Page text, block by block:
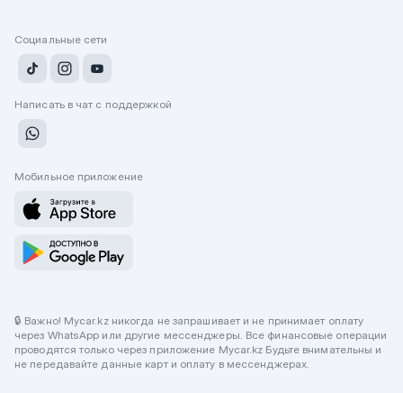
Социальные сети
Написать в чат с поддержкой
Мобильное приложение
🔒 Важно! Mycar.kz никогда не запрашивает и не принимает оплату
через WhatsApp или другие мессенджеры. Все финансовые операции
проводятся только через приложение Mycar.kz Будьте внимательны и
не передавайте данные карт и оплату в мессенджерах.